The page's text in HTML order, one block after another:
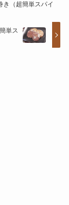
き（超簡単スパイ
単ス